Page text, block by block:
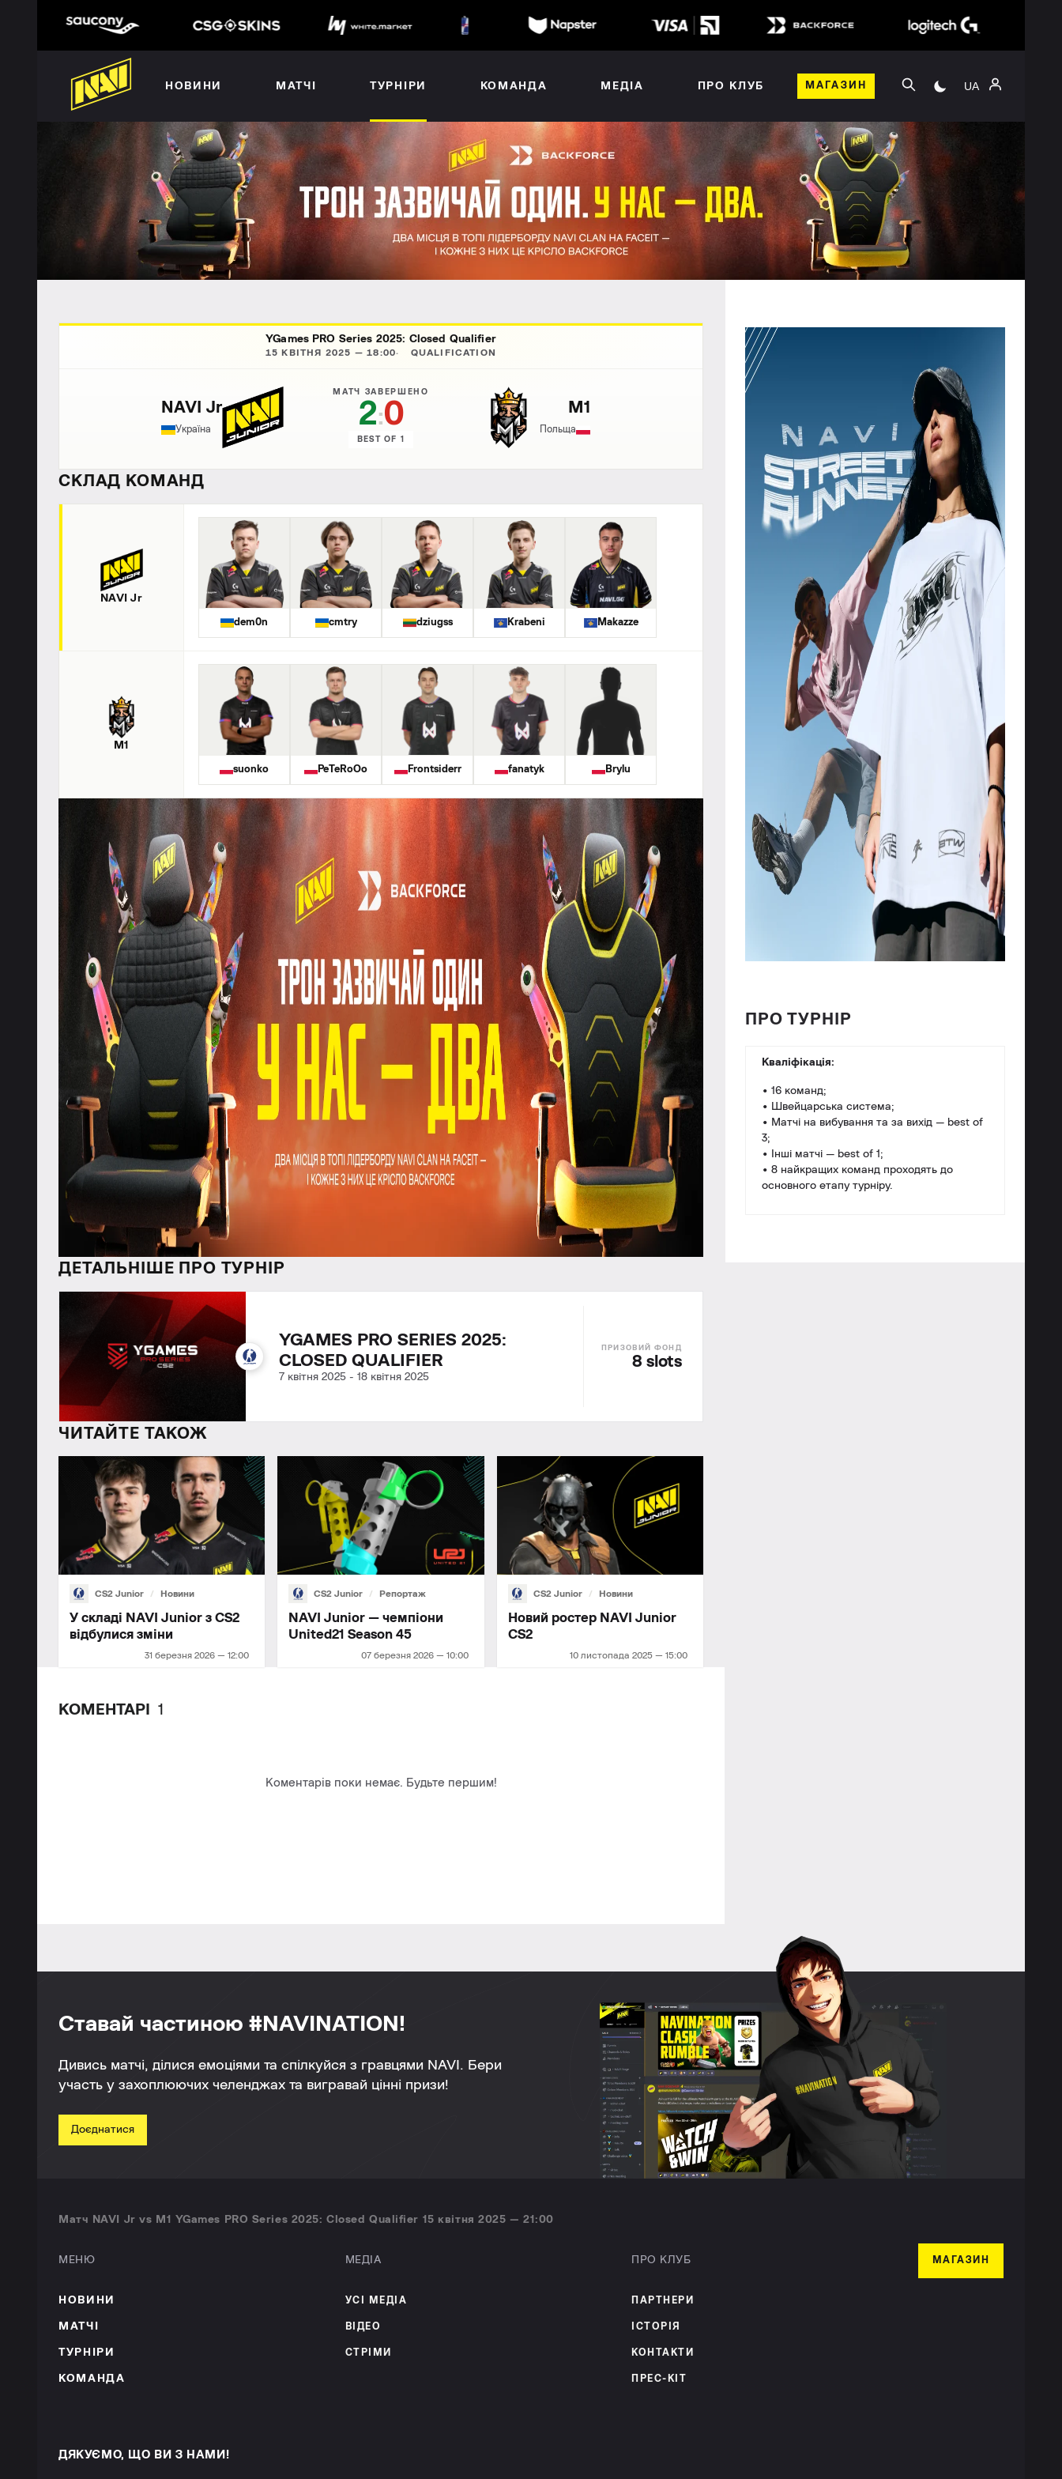
НОВИНИ МАТЧІ ТУРНІРИ КОМАНДА МЕДІА ПРО КЛУБ МАГАЗИН UA
YGames PRO Series 2025: Closed Qualifier
15 КВІТНЯ 2025 — 18:00 QUALIFICATION
NAVI Jr
Україна
МАТЧ ЗАВЕРШЕНО
2:0
BEST OF 1
M1
Польща
СКЛАД КОМАНД
NAVI Jr
dem0n cmtry dziugss Krabeni Makazze
M1
suonko PeTeRoOo Frontsiderr fanatyk Brylu
ДЕТАЛЬНІШЕ ПРО ТУРНІР
YGAMES PRO SERIES 2025:
CLOSED QUALIFIER
7 квітня 2025 - 18 квітня 2025
8 slots
ЧИТАЙТЕ ТАКОЖ
CS2 Junior Новини
31 березня 2026 — 12:00
У складі NAVI Junior з CS2
відбулися зміни
CS2 Junior Репортаж
07 березня 2026 — 10:00
NAVI Junior — чемпіони
United21 Season 45
CS2 Junior Новини
10 листопада 2025 — 15:00
Новий ростер NAVI Junior
СS2
КОМЕНТАРІ 1
Коментарів поки немає. Будьте першим!
ПРО ТУРНІР
Кваліфікація:
• 16 команд;
• Швейцарська система;
• Матчі на вибування та за вихід — best of
3;
• Інші матчі — best of 1;
• 8 найкращих команд проходять до
основного етапу турніру.
Ставай частиною #NAVINATION!
Дивись матчі, ділися емоціями та спілкуйся з гравцями NAVI. Бери
участь у захоплюючих челенджах та вигравай цінні призи!
Доєднатися
Матч NAVI Jr vs M1 YGames PRO Series 2025: Closed Qualifier 15 квітня 2025 — 21:00
МЕНЮ
НОВИНИ
МАТЧІ
ТУРНІРИ
КОМАНДА
МЕДІА
УСІ МЕДІА
ВІДЕО
СТРІМИ
ПРО КЛУБ
ПАРТНЕРИ
ІСТОРІЯ
КОНТАКТИ
ПРЕС-КІТ
МАГАЗИН
ДЯКУЄМО, ЩО ВИ З НАМИ!